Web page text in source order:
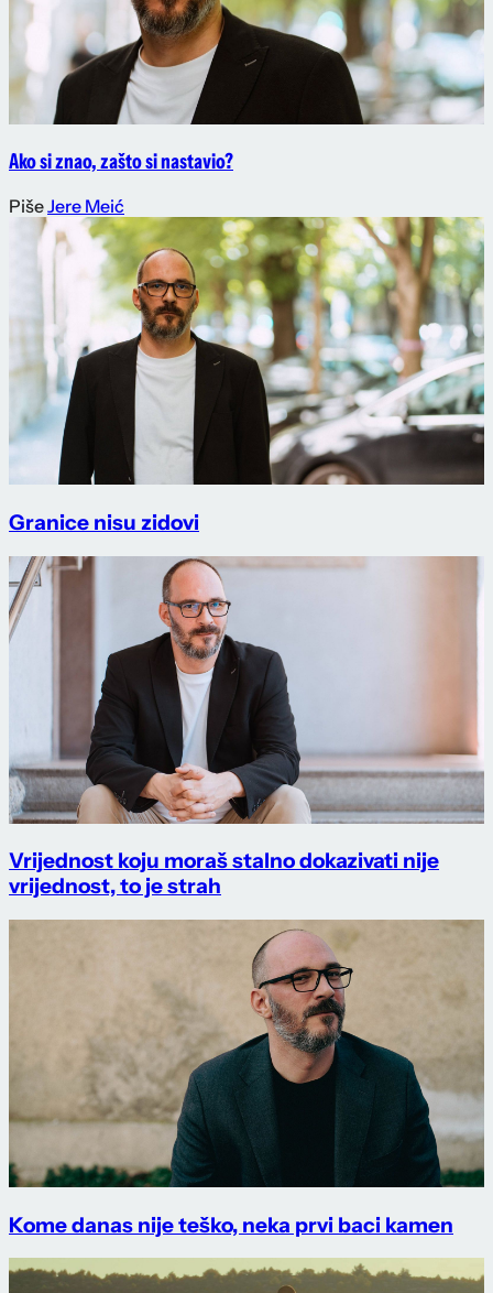
Ako si znao, zašto si nastavio?
PišeJere Meić
Granice nisu zidovi
Vrijednost koju moraš stalno dokazivati nije
vrijednost, to je strah
Kome danas nije teško, neka prvi baci kamen